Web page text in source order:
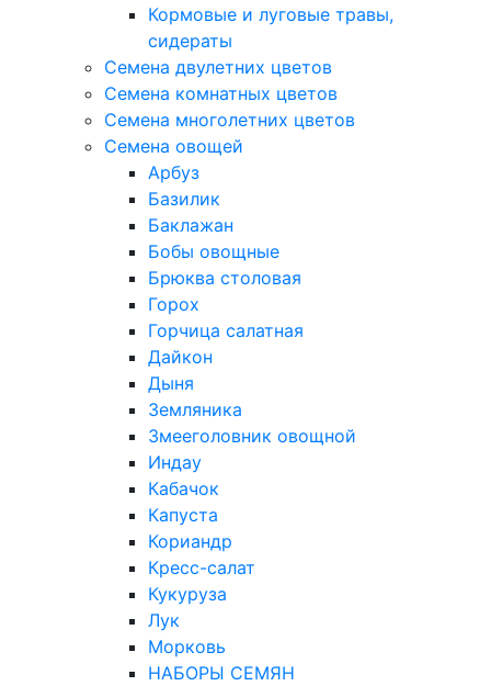
Кормовые и луговые травы,
сидераты
Семена двулетних цветов
Семена комнатных цветов
Семена многолетних цветов
Семена овощей
Арбуз
Базилик
Баклажан
Бобы овощные
Брюква столовая
Горох
Горчица салатная
Дайкон
Дыня
Земляника
Змееголовник овощной
Индау
Кабачок
Капуста
Кориандр
Кресс-салат
Кукуруза
Лук
Морковь
НАБОРЫ СЕМЯН